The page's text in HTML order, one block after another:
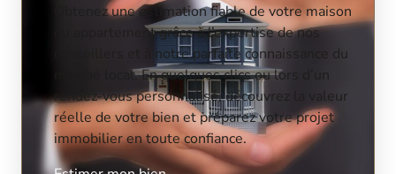
Obtenez une estimation fiable de votre maison
ou appartement grâce à l’expertise de nos
conseillers et à notre parfaite connaissance du
marché local. En quelques clics ou lors d’un
rendez-vous personnalisé, découvrez la valeur
réelle de votre bien et préparez votre projet
immobilier en toute confiance.